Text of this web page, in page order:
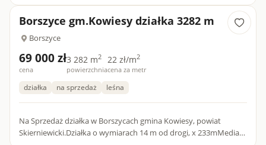
Borszyce gm.Kowiesy działka 3282 m
Borszyce
69 000 zł
cena
3 282 m2
powierzchnia
22 zł/m2
cena za metr
działka na sprzedaż leśna
Na Sprzedaż działka w Borszycach gmina Kowiesy, powiat
Skierniewicki.Działka o wymiarach 14 m od drogi, x 233mMedia